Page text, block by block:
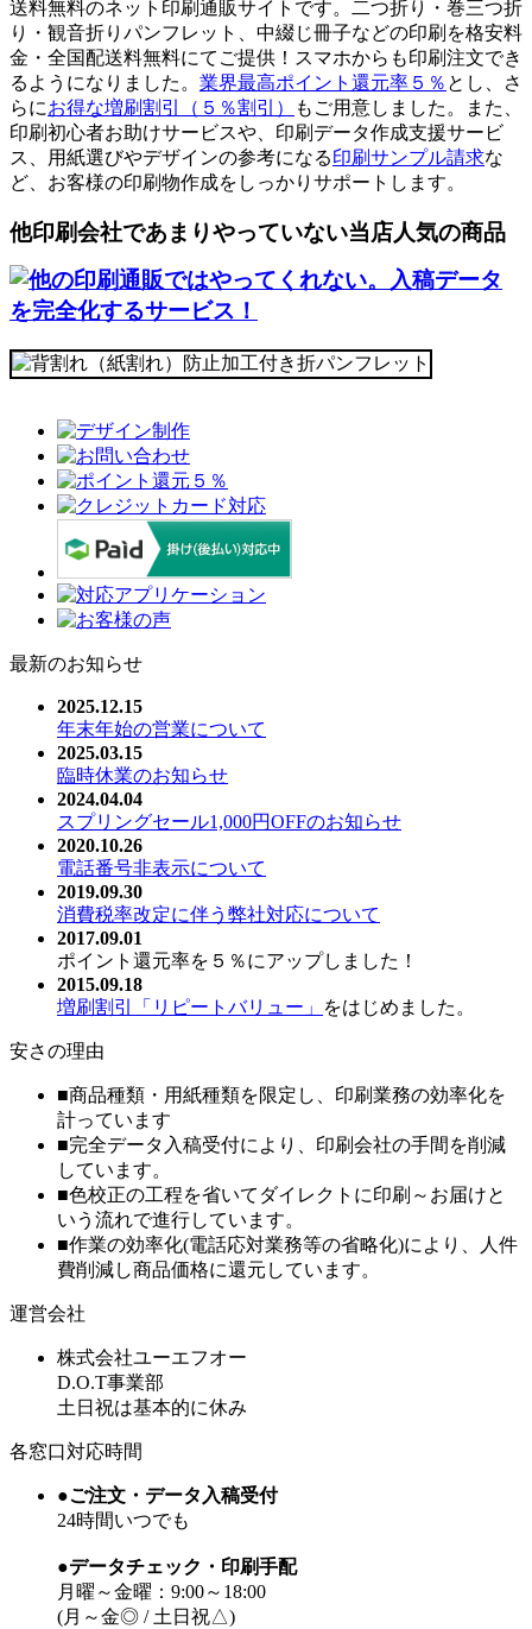
送料無料のネット印刷通販サイトです。二つ折り・巻三つ折
り・観音折りパンフレット、中綴じ冊子などの印刷を格安料
金・全国配送料無料にてご提供！スマホからも印刷注文でき
るようになりました。 業界最高ポイント還元率５％ とし、さ
らにお得な増刷割引（５％割引）
もご用意しました。また、
印刷初心者お助けサービスや、印刷データ作成支援サービ
ス、用紙選びやデザインの参考になる印刷サンプル請求な
ど、お客様の印刷物作成をしっかりサポートします。
他印刷会社であまりやっていない当店人気の商品
最新のお知らせ
2025.12.15
年末年始の営業について
2025.03.15
臨時休業のお知らせ
2024.04.04
スプリングセール1,000円OFFのお知らせ
2020.10.26
電話番号非表示について
2019.09.30
消費税率改定に伴う弊社対応について
2017.09.01
ポイント還元率を５％にアップしました！
2015.09.18
増刷割引「リピートバリュー」
をはじめました。
安さの理由
■商品種類・用紙種類を限定し、印刷業務の効率化を
計っています
■完全データ入稿受付により、印刷会社の手間を削減
しています。
■色校正の工程を省いてダイレクトに印刷～お届けと
いう流れで進行しています。
■作業の効率化(電話応対業務等の省略化)により、人件
費削減し商品価格に還元しています。
運営会社
株式会社ユーエフオー
D.O.T事業部
土日祝は基本的に休み
各窓口対応時間
●ご注文・データ入稿受付
24時間いつでも
●データチェック・印刷手配
月曜～金曜：9:00～18:00
(月～金◎ / 土日祝△)